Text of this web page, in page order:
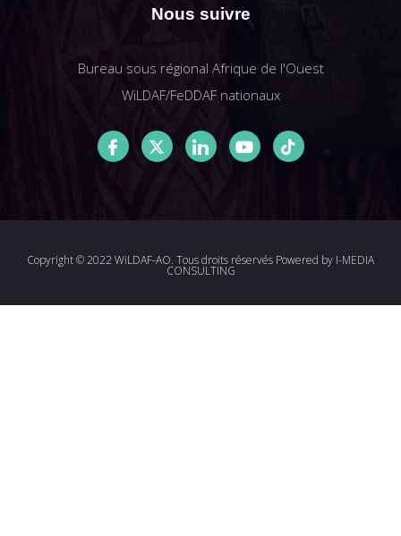
Nous suivre
Bureau sous régional Afrique de l'Ouest
WiLDAF/FeDDAF nationaux
Copyright © 2022 WiLDAF-AO. Tous droits réservés Powered by I-MEDIA
CONSULTING